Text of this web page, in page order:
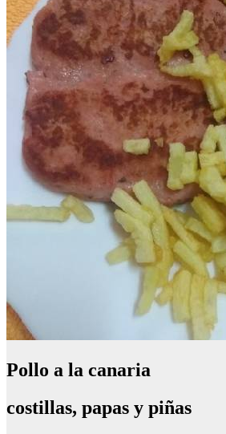
Pollo a la canaria
costillas, papas y piñas